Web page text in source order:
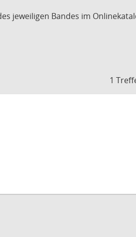
jeweiligen Bandes im
1